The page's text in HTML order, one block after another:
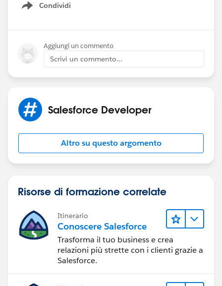
Condividi
Show menu
Aggiungi un commento
Scrivi un commento...
Salesforce Developer
Altro su questo argomento
Risorse di formazione correlate
Itinerario
Conoscere Salesforce
Trasforma il tuo business e crea
relazioni più strette con i clienti grazie a
Salesforce.